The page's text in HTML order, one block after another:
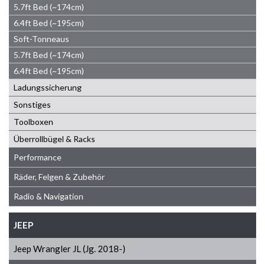
5.7ft Bed (~174cm)
6.4ft Bed (~195cm)
Soft-Tonneaus
5.7ft Bed (~174cm)
6.4ft Bed (~195cm)
Ladungssicherung
Sonstiges
Toolboxen
Überrollbügel & Racks
Performance
Räder, Felgen & Zubehör
Radio & Navigation
JEEP
Jeep Wrangler JL (Jg. 2018-)